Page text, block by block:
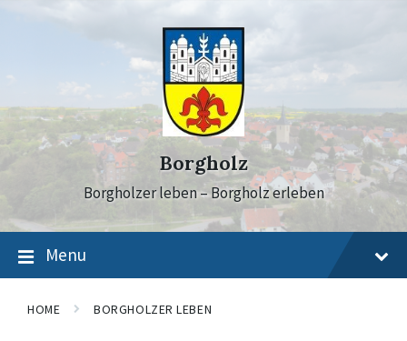
Borgholz
Borgholzer leben – Borgholz erleben
Menu
HOME BORGHOLZER LEBEN